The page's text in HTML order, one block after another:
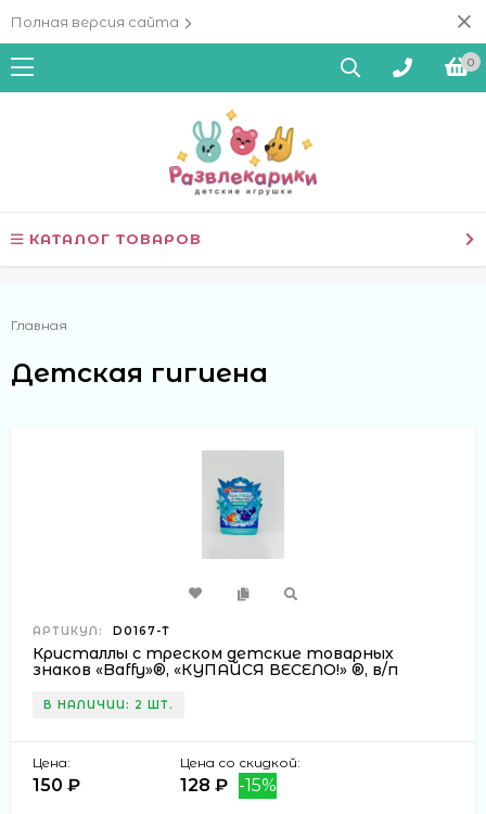
Полная версия сайта
0
КАТАЛОГ ТОВАРОВ
Главная
Детская гигиена
АРТИКУЛ: D0167-T
Кристаллы с треском детские товарных
знаков «Baffy»®, «КУПАЙСЯ ВЕСЕЛО!» ®, в/п
В НАЛИЧИИ: 2 ШТ.
Цена:
150 ₽
Цена со скидкой:
128 ₽ -15%